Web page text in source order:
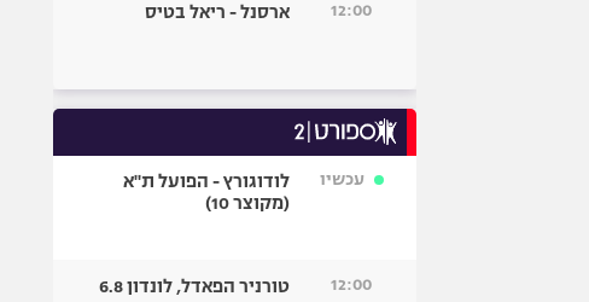
12:00 ארסנל - ריאל בטיס
עכשיו
לודוגורץ - הפועל ת"א
(מקוצר 10)
12:00 טורניר הפאדל, לונדון 6.8